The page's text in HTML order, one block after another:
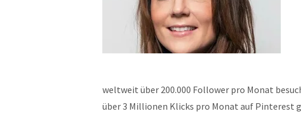
weltweit über 200.000 Follower pro Monat
über 3 Millionen Klicks pro Monat auf Pinterest